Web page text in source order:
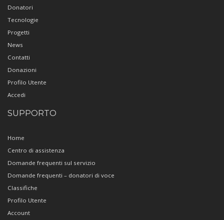
Donatori
Tecnologie
Progetti
News
Contatti
Donazioni
Profilo Utente
Accedi
SUPPORTO
Home
Centro di assistenza
Domande frequenti sul servizio
Domande frequenti – donatori di voce
Classifiche
Profilo Utente
Account